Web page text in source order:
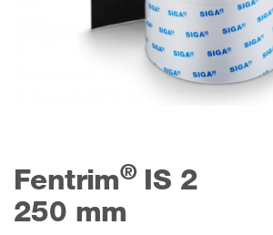
Fentrim®IS 2
250 mm